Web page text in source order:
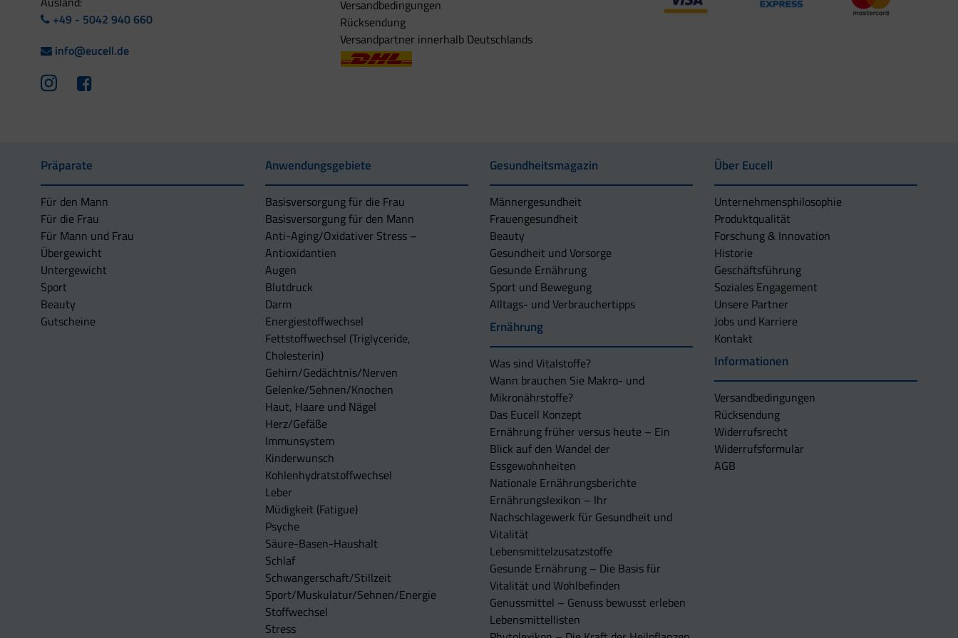
+49 - 5042 940 660
info@eucell.de
Versandbedingungen
Rücksendung
Versandpartner innerhalb Deutschlands
Präparate
Für den Mann
Für die Frau
Für Mann und Frau
Übergewicht
Untergewicht
Sport
Beauty
Gutscheine
Anwendungsgebiete
Basisversorgung für die Frau
Basisversorgung für den Mann
Anti-Aging/Oxidativer Stress –
Antioxidantien
Augen
Blutdruck
Darm
Energiestoffwechsel
Fettstoffwechsel (Triglyceride,
Cholesterin)
Gehirn/Gedächtnis/Nerven
Gelenke/Sehnen/Knochen
Haut, Haare und Nägel
Herz/Gefäße
Immunsystem
Kinderwunsch
Kohlenhydratstoffwechsel
Leber
Müdigkeit (Fatigue)
Psyche
Säure-Basen-Haushalt
Schlaf
Schwangerschaft/Stillzeit
Sport/Muskulatur/Sehnen/Energie
Stoffwechsel
Stress
Gesundheitsmagazin
Männergesundheit
Frauengesundheit
Beauty
Gesundheit und Vorsorge
Gesunde Ernährung
Sport und Bewegung
Alltags- und Verbrauchertipps
Ernährung
Was sind Vitalstoffe?
Wann brauchen Sie Makro- und
Mikronährstoffe?
Das Eucell Konzept
Ernährung früher versus heute – Ein
Blick auf den Wandel der
Essgewohnheiten
Nationale Ernährungsberichte
Ernährungslexikon – Ihr
Nachschlagewerk für Gesundheit und
Vitalität
Lebensmittelzusatzstoffe
Gesunde Ernährung – Die Basis für
Vitalität und Wohlbefinden
Genussmittel – Genuss bewusst erleben
Lebensmittellisten
Über Eucell
Unternehmens­philosophie
Produktqualität
Forschung & Innovation
Historie
Geschäftsführung
Soziales Engagement
Unsere Partner
Jobs und Karriere
Kontakt
Informationen
Versandbedingungen
Rücksendung
Widerrufsrecht
Widerrufsformular
AGB